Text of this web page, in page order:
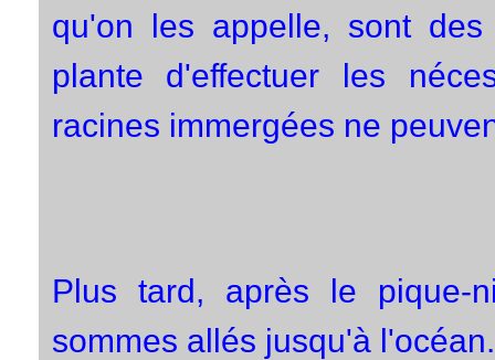
qu'on les appelle, sont
plante d'effectuer les
racines immergées ne
Plus tard, après le pique-
sommes allés jusqu'à l'océan.